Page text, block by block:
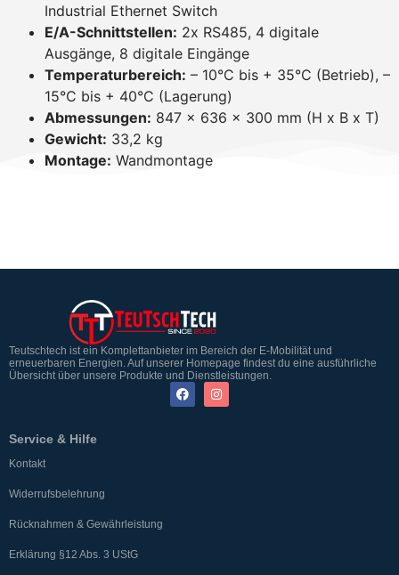
Industrial Ethernet Switch
E/A-Schnittstellen: 2x RS485, 4 digitale
Ausgänge, 8 digitale Eingänge
Temperaturbereich: – 10°C bis + 35°C (Betrieb), –
15°C bis + 40°C (Lagerung)
Abmessungen: 847 x 636 x 300 mm (H x B x T)
Gewicht: 33,2 kg
Montage: Wandmontage
Teutschtech ist ein Komplettanbieter im Bereich der E-Mobilität und
erneuerbaren Energien. Auf unserer Homepage findest du eine ausführliche
Übersicht über unsere Produkte und Dienstleistungen.
Service & Hilfe
Kontakt
Widerrufsbelehrung
Rücknahmen & Gewährleistung
Erklärung §12 Abs. 3 UStG